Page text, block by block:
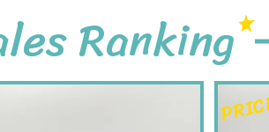
Ranking